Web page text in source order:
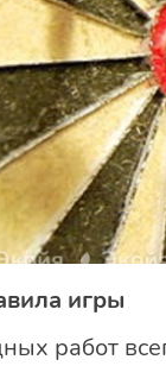
игры
работ